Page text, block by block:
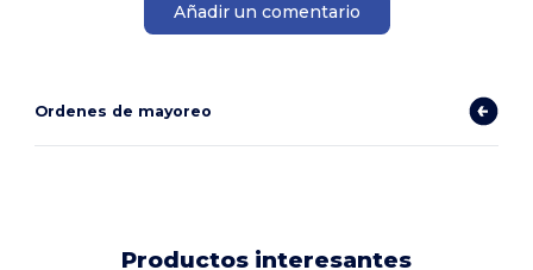
Añadir un comentario
Ordenes de mayoreo
Productos interesantes